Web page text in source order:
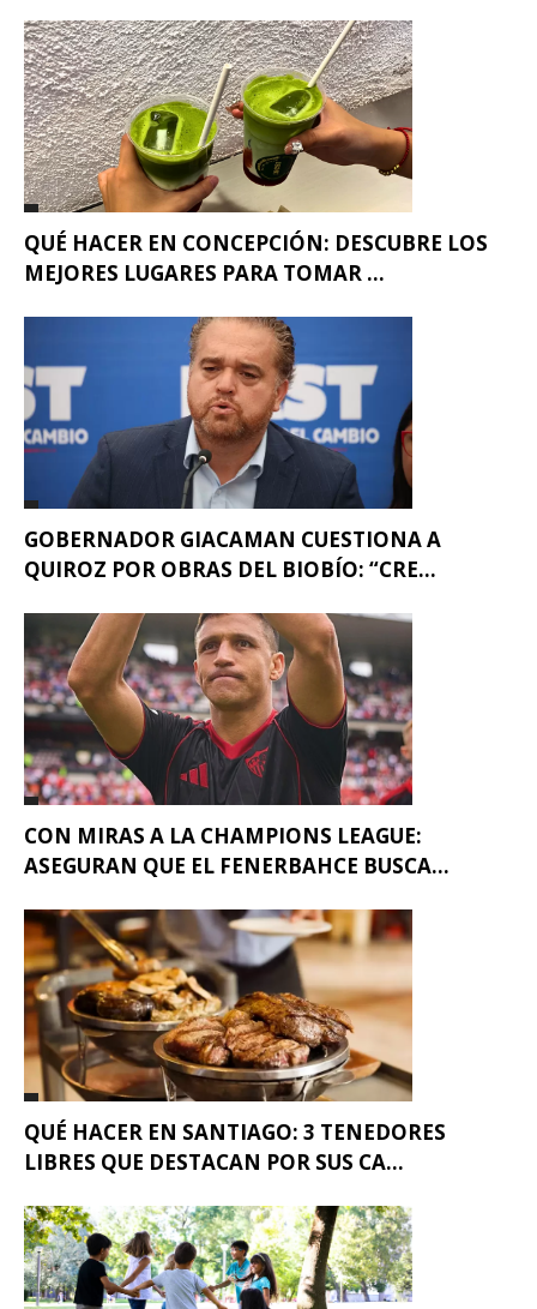
QUÉ HACER EN CONCEPCIÓN: DESCUBRE LOS
MEJORES LUGARES PARA TOMAR ...
GOBERNADOR GIACAMAN CUESTIONA A
QUIROZ POR OBRAS DEL BIOBÍO: “CRE...
CON MIRAS A LA CHAMPIONS LEAGUE:
ASEGURAN QUE EL FENERBAHCE BUSCA...
QUÉ HACER EN SANTIAGO: 3 TENEDORES
LIBRES QUE DESTACAN POR SUS CA...